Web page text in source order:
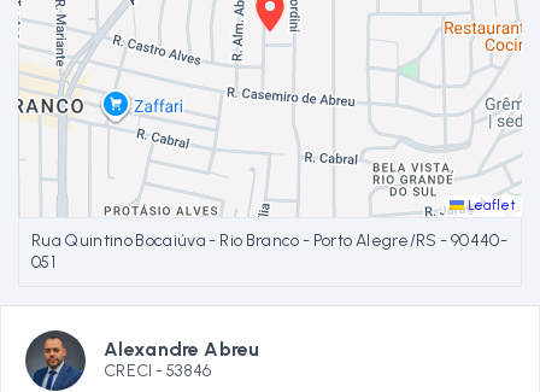
Leaflet
Rua Quintino Bocaiúva - Rio Branco - Porto Alegre/RS - 90440-
051
Alexandre Abreu
CRECI -53846